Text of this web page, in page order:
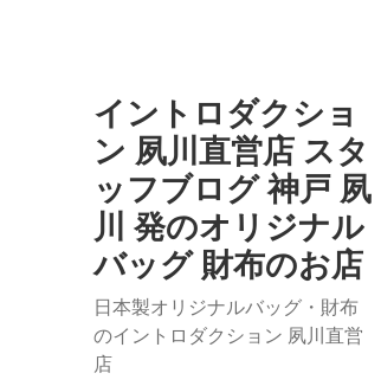
イントロダクショ
ン 夙川直営店 スタ
ッフブログ 神戸 夙
川 発のオリジナル
バッグ 財布のお店
日本製オリジナルバッグ・財布
のイントロダクション 夙川直営
店